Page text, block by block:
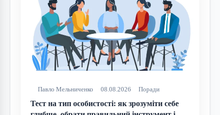
Павло Мельниченко 08.08.2026 Поради
Тест на тип особистості: як зрозуміти себе